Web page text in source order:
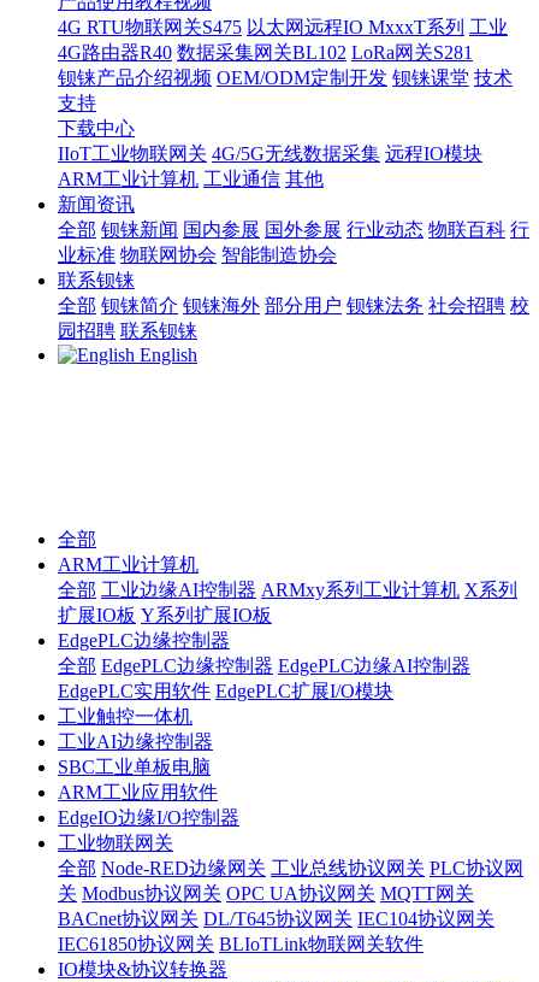
4G RTU物联网关S475 以太网远程IO MxxxT系列 工业
4G路由器R40 数据采集网关BL102 LoRa网关S281
钡铼产品介绍视频 OEM/ODM定制开发 钡铼课堂 技术
支持
下载中心
IIoT工业物联网关 4G/5G无线数据采集 远程IO模块
ARM工业计算机 工业通信 其他
新闻资讯
全部 钡铼新闻 国内参展 国外参展 行业动态 物联百科 行
业标准 物联网协会 智能制造协会
联系钡铼
全部 钡铼简介 钡铼海外 部分用户 钡铼法务 社会招聘 校
园招聘 联系钡铼
English
全部
ARM工业计算机
全部 工业边缘AI控制器 ARMxy系列工业计算机 X系列
扩展IO板 Y系列扩展IO板
EdgePLC边缘控制器
全部 EdgePLC边缘控制器 EdgePLC边缘AI控制器
EdgePLC实用软件 EdgePLC扩展I/O模块
工业触控一体机
工业AI边缘控制器
SBC工业单板电脑
ARM工业应用软件
EdgeIO边缘I/O控制器
工业物联网关
全部 Node-RED边缘网关 工业总线协议网关 PLC协议网
关 Modbus协议网关 OPC UA协议网关 MQTT网关
BACnet协议网关 DL/T645协议网关 IEC104协议网关
IEC61850协议网关 BLIoTLink物联网关软件
IO模块&协议转换器